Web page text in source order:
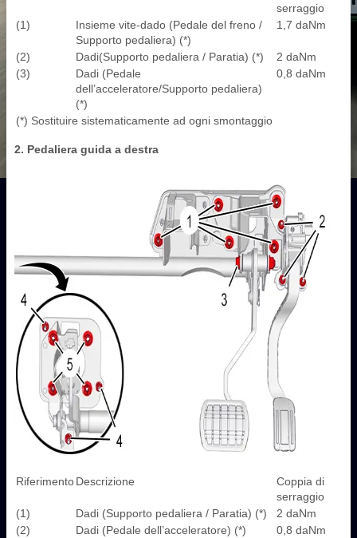
serraggio
(1)
Insieme vite-dado (Pedale del freno /
Supporto pedaliera) (*)
1,7 daNm
(2) Dadi(Supporto pedaliera / Paratia) (*)
2 daNm
(3)
Dadi (Pedale
dell’acceleratore/Supporto pedaliera)
(*)
0,8 daNm
(*) Sostituire sistematicamente ad ogni smontaggio
2. Pedaliera guida a destra
RiferimentoDescrizione
Coppia di
serraggio
(1)
Dadi (Supporto pedaliera / Paratia) (*)
2 daNm
(2)
Dadi (Pedale dell’acceleratore) (*)
0,8 daNm